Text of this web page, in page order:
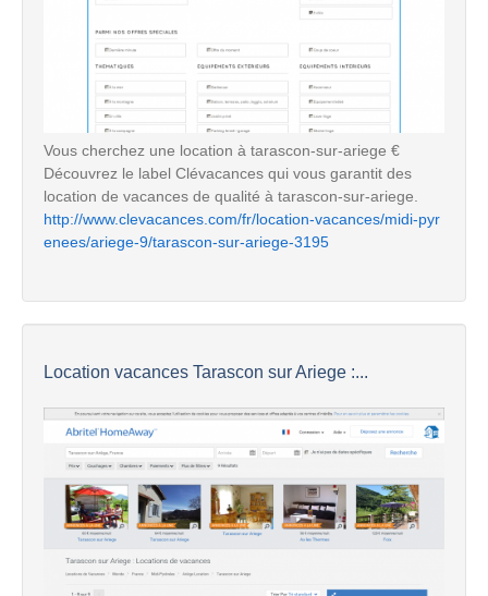
Vous cherchez une location à tarascon-sur-ariege €
Découvrez le label Clévacances qui vous garantit des
location de vacances de qualité à tarascon-sur-ariege.
http://www.clevacances.com/fr/location-vacances/midi-pyr
enees/ariege-9/tarascon-sur-ariege-3195
Location vacances Tarascon sur Ariege :...